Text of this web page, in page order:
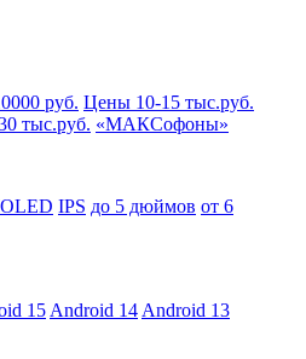
руб. Цены 10-15 тыс.руб.
тыс.руб. «МАКСофоны»
IPS до 5 дюймов от 6
15 Android 14 Android 13